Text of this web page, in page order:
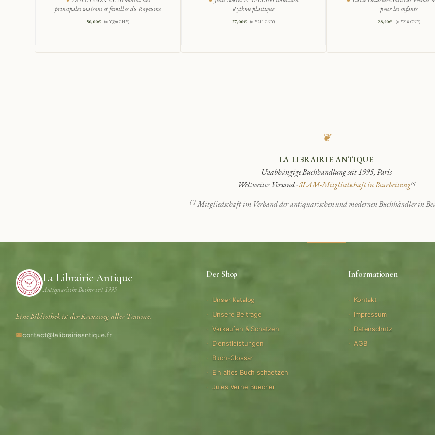
principales maisons et familles du Royaume
50,00€ (≈ ¥390 CNY)
Rythme plastique
27,00€ (≈ ¥211 CNY)
pour les enfants
28,00€ (≈ ¥218 CNY)
❦
LA LIBRAIRIE ANTIQUE
Unabhängige Buchhandlung seit 1995, Paris
Weltweiter Versand ·SLAM-Mitgliedschaft in Bearbeitung[*]
[*]Mitgliedschaft im Verband der antiquarischen und modernen Buchhändler in
La Librairie Antique
Antiquarische Bucher seit 1995
Eine Bibliothek ist der Kreuzweg aller Traume.
contact@lalibrairieantique.fr
Der Shop
Unser Katalog
Unsere Beitrage
Verkaufen & Schatzen
Dienstleistungen
Buch-Glossar
Ein altes Buch schaetzen
Jules Verne Buecher
Informationen
Kontakt
Impressum
Datenschutz
AGB